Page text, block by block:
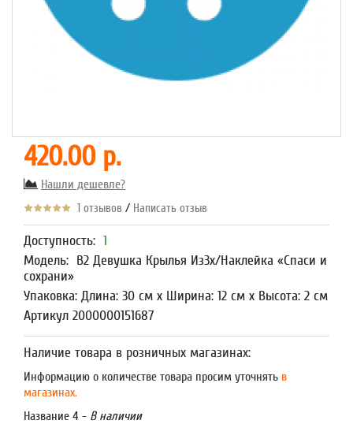
420.00 р.
Нашли дешевле?
1 отзывов / Написать отзыв
Доступность: 1
Модель: В2 Девушка Крылья Из3х/Наклейка «Спаси и
сохрани»
Упаковка: Длина: 30 см x Ширина: 12 см x Высота: 2 см
Артикул 2000000151687
Наличие товара в розничных магазинах:
Информацию о количестве товара просим уточнять в
магазинах.
Название 4 - В наличии